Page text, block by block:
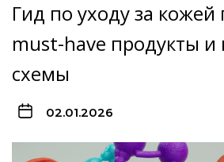
Гид по уходу за кожей
must-have продукты
схемы
02.01.2026